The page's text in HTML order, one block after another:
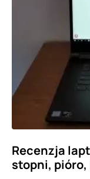
Recenzja
stopni, pióro,